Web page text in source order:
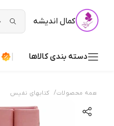
کمال اندیشه
دسته بندی کالاها
همه محصولات/ کتابهای نفیس